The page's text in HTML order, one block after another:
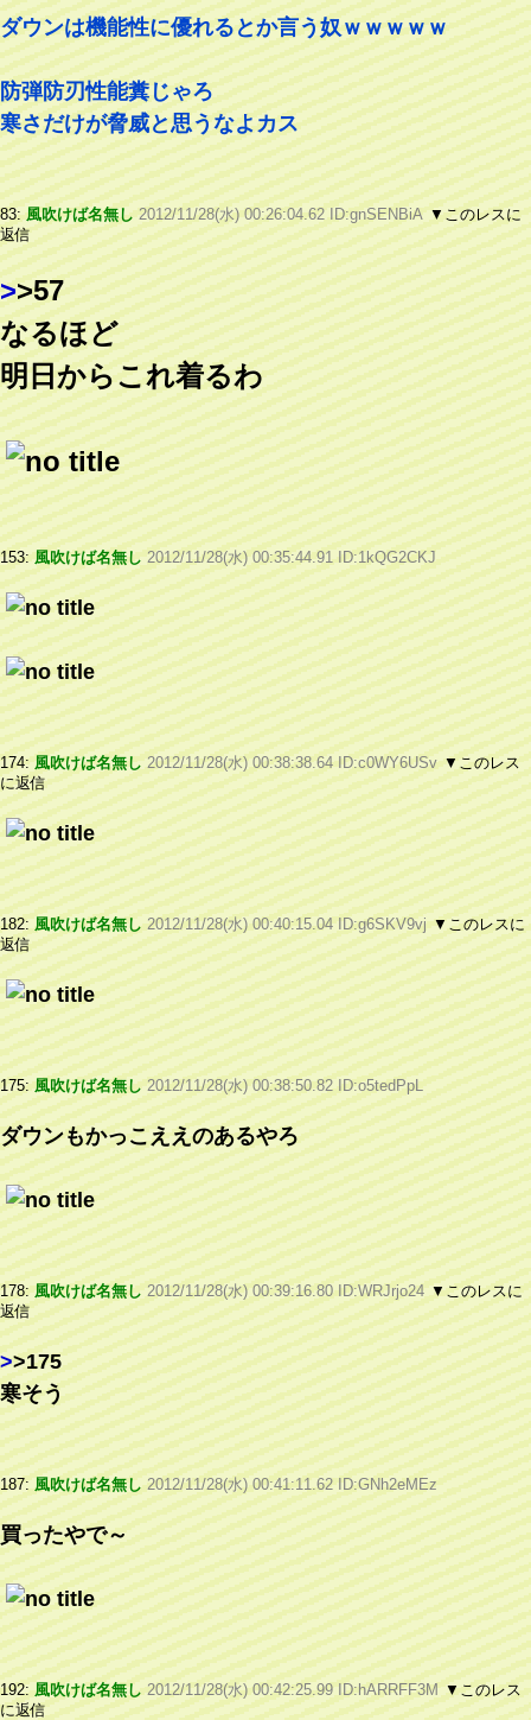
ダウンは機能性に優れるとか言う奴ｗｗｗｗｗ
防弾防刃性能糞じゃろ
寒さだけが脅威と思うなよカス
83: 風吹けば名無し 2012/11/28(水) 00:26:04.62 ID:gnSENBiA ▼このレスに
返信
>>57
なるほど
明日からこれ着るわ
153: 風吹けば名無し 2012/11/28(水) 00:35:44.91 ID:1kQG2CKJ
174: 風吹けば名無し 2012/11/28(水) 00:38:38.64 ID:c0WY6USv ▼このレス
に返信
182: 風吹けば名無し 2012/11/28(水) 00:40:15.04 ID:g6SKV9vj ▼このレスに
返信
175: 風吹けば名無し 2012/11/28(水) 00:38:50.82 ID:o5tedPpL
ダウンもかっこええのあるやろ
178: 風吹けば名無し 2012/11/28(水) 00:39:16.80 ID:WRJrjo24 ▼このレスに
返信
>>175
寒そう
187: 風吹けば名無し 2012/11/28(水) 00:41:11.62 ID:GNh2eMEz
買ったやで～
192: 風吹けば名無し 2012/11/28(水) 00:42:25.99 ID:hARRFF3M ▼このレス
に返信